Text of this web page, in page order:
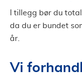
I tillegg bør du
da du er bundet
år.
Vi